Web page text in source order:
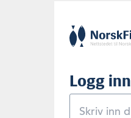
Logg inn